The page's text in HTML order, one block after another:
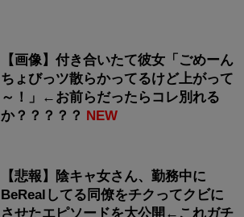
【画像】付き合いたて彼女「ごめーん
ちょびっツ散らかってるけど上がって
～！」←お前らだったらコレ別れる
か？？？？？ NEW
【悲報】陰キャ女さん、勤務中に
BeRealしてる同僚をチクってクビに
させたエピソードを大公開←これガチ